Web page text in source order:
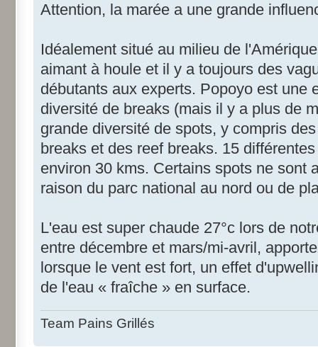
Attention, la marée a une grande
Idéalement situé au milieu de
aimant à houle et il y a toujours des
débutants aux experts. Popoyo est une
diversité de breaks (mais il y a plus de
grande diversité de spots, y compris
breaks et des reef breaks. 15
environ 30 kms. Certains spots ne sont
raison du parc national au nord ou de
L'eau est super chaude 27°c lors de
entre décembre et mars/mi-avril,
lorsque le vent est fort, un effet
de l'eau « fraîche » en surface.
Team Pains Grillés